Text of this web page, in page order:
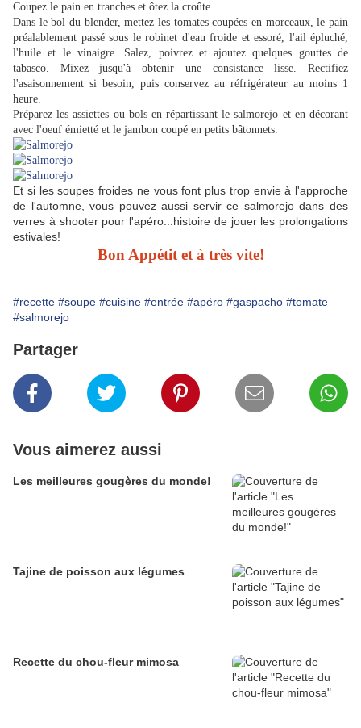
Coupez le pain en tranches et ôtez la croûte.
Dans le bol du blender, mettez les tomates coupées en morceaux, le pain
préalablement passé sous le robinet d'eau froide et essoré, l'ail épluché,
l'huile et le vinaigre. Salez, poivrez et ajoutez quelques gouttes de
tabasco. Mixez jusqu'à obtenir une consistance lisse. Rectifiez
l'asaisonnement si besoin, puis conservez au réfrigérateur au moins 1
heure.
Préparez les assiettes ou bols en répartissant le salmorejo et en décorant
avec l'oeuf émietté et le jambon coupé en petits bâtonnets.
Et si les soupes froides ne vous font plus trop envie à l'approche
de l'automne, vous pouvez aussi servir ce salmorejo dans des
verres à shooter pour l'apéro...histoire de jouer les prolongations
estivales!
Bon Appétit et à très vite!
#recette #soupe #cuisine #entrée #apéro #gaspacho #tomate
#salmorejo
Partager
Vous aimerez aussi
Les meilleures gougères du monde!
Tajine de poisson aux légumes
Recette du chou-fleur mimosa